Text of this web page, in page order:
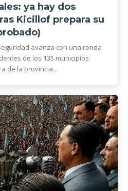
ya hay dos
Kicillof prepara su
avanza con una ronda
de los 135 municipios
de la provincia...